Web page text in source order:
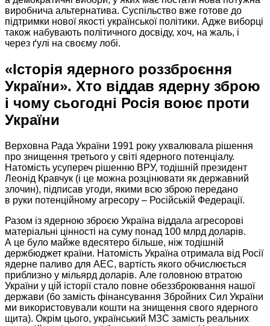
виробнича альтернатива. Суспільство вже готове до
підтримки нової якості української політики. Адже виборці
також набувають політичного досвіду, хоч, на жаль, і
через ґулі на своєму лобі.
«Історія ядерного роззброєння
України». Хто віддав ядерну зброю
і чому сьогодні Росія воює проти
України
Верховна Рада України 1991 року ухвалювала рішення
про знищення третього у світі ядерного потенціалу.
Натомість усупереч рішенню ВРУ, тодішній президент
Леонід Кравчук (і це можна розцінювати як державний
злочин), підписав угоди, якими всю зброю передано
в руки потенційному агресору – Російській Федерації.
Разом із ядерною зброєю Україна віддала агресорові
матеріальні цінності на суму понад 100 млрд доларів.
А це було майже вдесятеро більше, ніж тодішній
держбюджет країни. Натомість Україна отримала від Росії
ядерне паливо для АЕС, вартість якого обчислюється
приблизно у мільярд доларів. Але головною втратою
України у цій історії стало повне обеззброювання нашої
держави (бо замість фінансування Збройних Сил України
ми використовували кошти на знищення свого ядерного
щита). Окрім цього, український МЗС замість реальних